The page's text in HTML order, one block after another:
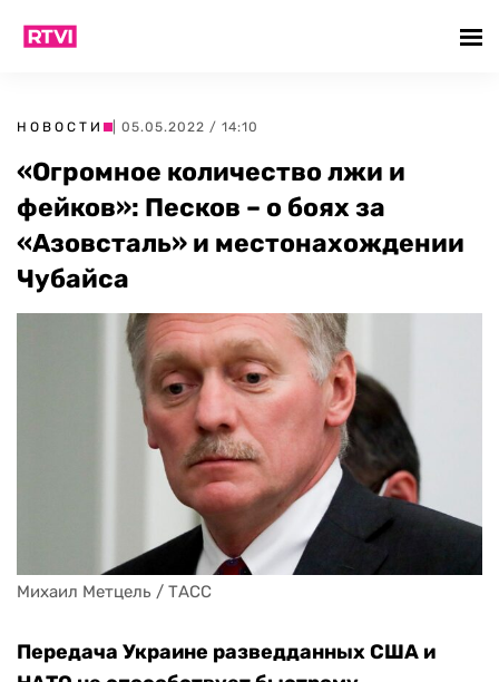
НОВОСТИ | 05.05.2022 / 14:10
«Огромное количество лжи и
фейков»: Песков – о боях за
«Азовсталь» и местонахождении
Чубайса
Михаил Метцель / ТАСС
Передача Украине разведданных США и